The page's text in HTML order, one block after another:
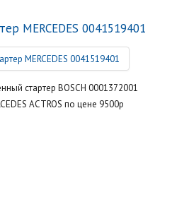
MERCEDES 0041519401
стартер BOSCH 0001372001
ACTROS по цене 9500р